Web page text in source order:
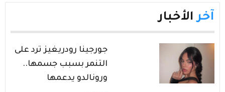
آخر الأخبار
جورجينا رودريغيز ترد على
التنمر بسبب جسمها..
ورونالدو يدعمها